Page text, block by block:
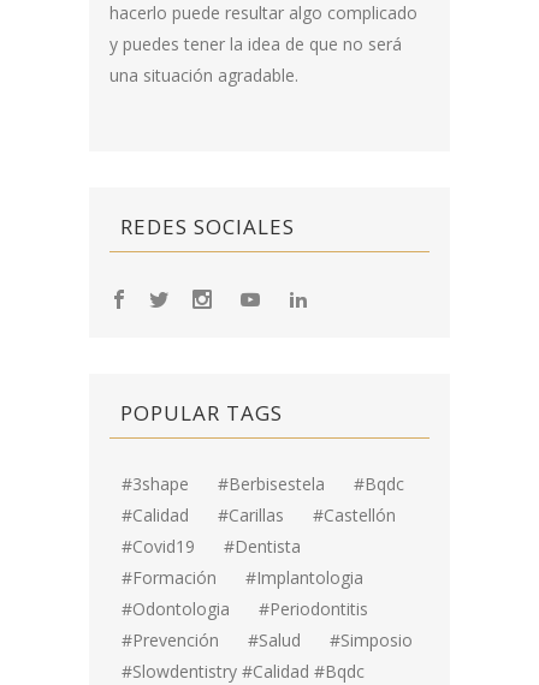
hacerlo puede resultar algo complicado
y puedes tener la idea de que no será
una situación agradable.
REDES SOCIALES
POPULAR TAGS
#3shape #berbisestela
#bqdc
#calidad
#carillas
#Castellón
#covid19
#dentista
#formación
#implantologia
#odontologia
#periodontitis
#prevención
#salud
#simposio
#Slowdentistry #calidad #bqdc